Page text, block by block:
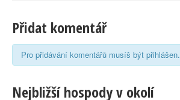
Přidat komentář
Pro přidávání komentářů musíš být přihlášen.
Nejbližší hospody v okolí